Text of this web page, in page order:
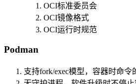
OCI标准委员会
OCI镜像格式
OCI运行时规范
Podman
支持fork/exec模型，容器时命令